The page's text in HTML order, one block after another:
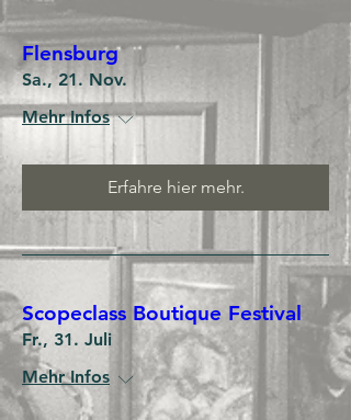
Flensburg
Sa., 21. Nov.
Mehr Infos
Erfahre hier mehr.
Scopeclass Boutique Festival
Fr., 31. Juli
Mehr Infos